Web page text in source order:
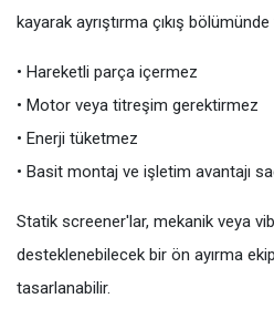
kayarak ayrıştırma çıkış
• Hareketli parça içermez
• Motor veya titreşim gerektirmez
• Enerji tüketmez
• Basit montaj ve işletim avantajı
Statik screener'lar, mekanik veya
desteklenebilecek bir ön ayırma
tasarlanabilir.